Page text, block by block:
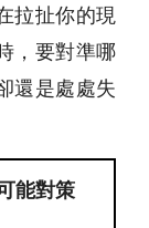
拉扯你的現
，要對準哪
還是處處失
能對策